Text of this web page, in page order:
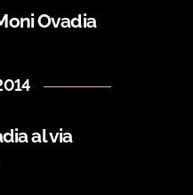
Ovadia
al via